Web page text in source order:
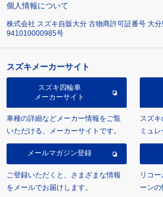
個人情報について
株式会社 スズキ自販大分 古物商許可証番号 大
941010000985号
スズキメーカーサイト
スズキ四輪車
メーカーサイト
車種の詳細などメーカー情報をご覧
いただける、メーカーサイトです。
スズ
ミュ
メールマガジン登録
ご登録いただくと、さまざまな情報
をメールでお届けします。
リコ
ーンの